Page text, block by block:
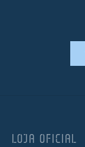
LOJA OFICIAL